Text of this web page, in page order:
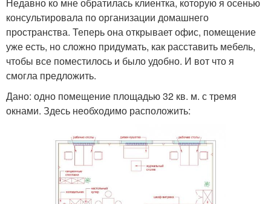
консультировала по организации домашнего
пространства. Теперь она открывает офис, помещение
уже есть, но сложно придумать, как расставить мебель,
чтобы все поместилось и было удобно. И вот что я
смогла предложить.
Дано: одно помещение площадью 32 кв. м. с тремя
окнами. Здесь необходимо расположить: